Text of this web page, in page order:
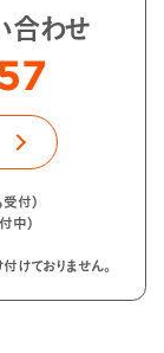
合わせ
付）
）
けておりません。